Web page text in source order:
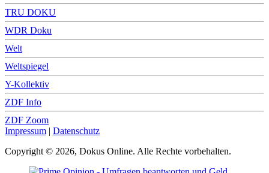
TRU DOKU
WDR Doku
Welt
Weltspiegel
Y-Kollektiv
ZDF Info
ZDF Zoom
Impressum | Datenschutz
Copyright © 2026, Dokus Online. Alle Rechte vorbehalten.